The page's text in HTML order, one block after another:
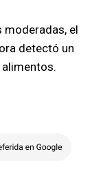
moderadas, el
detectó un